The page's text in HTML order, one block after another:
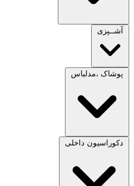
آشــپزی
پوشاک ،مدلباس
دکوراسیون داخلی